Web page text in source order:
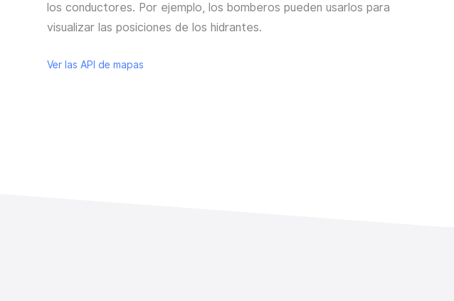
los conductores. Por ejemplo, los bomberos pueden usarlos para
visualizar las posiciones de los hidrantes.
Ver las API de mapas